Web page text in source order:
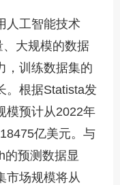
人工智能技术
、大规模的数据
，训练数据集的
。根据Statista发
模预计从2022年
亿美元。与
的预测数据显
市场规模将从